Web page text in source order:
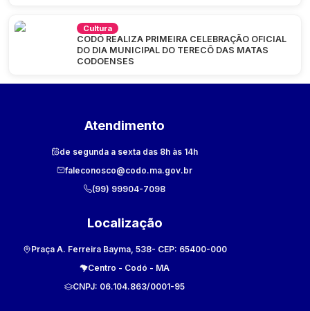
Cultura
CODÓ REALIZA PRIMEIRA CELEBRAÇÃO OFICIAL
DO DIA MUNICIPAL DO TERECÔ DAS MATAS
CODOENSES
Atendimento
de segunda a sexta das 8h às 14h
faleconosco@codo.ma.gov.br
(99) 99904-7098
Localização
Praça A. Ferreira Bayma, 538- CEP: 65400-000
Centro - Codó - MA
CNPJ: 06.104.863/0001-95